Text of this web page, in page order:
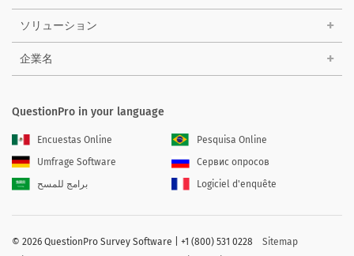
ソリューション
企業名
QuestionPro in your language
Encuestas Online
Pesquisa Online
Umfrage Software
Сервис опросов
برامج للمسح
Logiciel d'enquête
© 2026 QuestionPro Survey Software | +1 (800) 531 0228
Sitemap